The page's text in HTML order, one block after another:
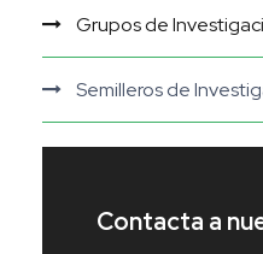
Grupos de
Semilleros de
Contacta a